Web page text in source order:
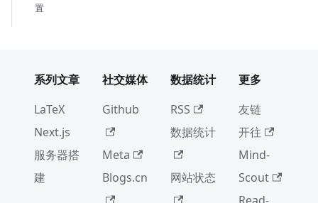
置
系列文章
LaTeX
Next.js
服务器搭
建
社交媒体
Github
Meta
Blogs.cn
数据统计
RSS
数据统计
网站状态
更多
友链
开往
Mind-
Scout